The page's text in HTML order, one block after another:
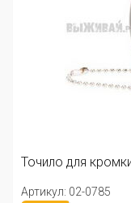
ножей "Мини"